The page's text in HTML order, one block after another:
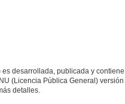
desarrollada, publicada y
(Licencia Pública General)
detalles.